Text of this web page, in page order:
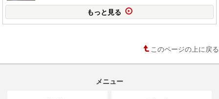
もっと見る
このページの上に戻る
メニュー